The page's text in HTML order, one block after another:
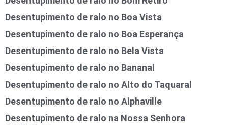
Desentupimento de ralo no Boa Vista
Desentupimento de ralo no Boa Esperança
Desentupimento de ralo no Bela Vista
Desentupimento de ralo no Bananal
Desentupimento de ralo no Alto do Taquaral
Desentupimento de ralo no Alphaville
Desentupimento de ralo na Nossa Senhora